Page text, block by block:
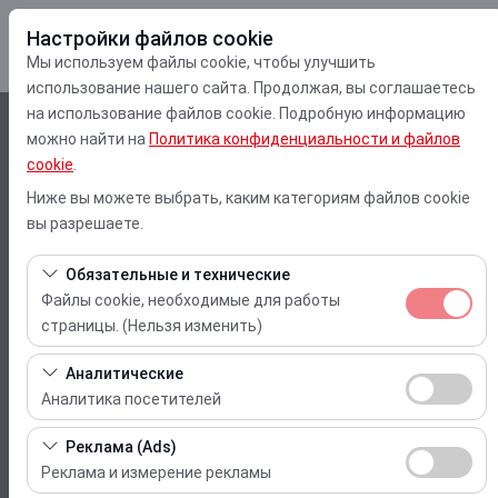
Настройки файлов cookie
Мы используем файлы cookie, чтобы улучшить
использование нашего сайта. Продолжая, вы соглашаетесь
на использование файлов cookie. Подробную информацию
можно найти на Политика конфиденциальности и файлов
cookie
Ниже вы можете выбрать, каким категориям файлов cookie
вы разрешаете.
Обязательные и технические
Файлы cookie, необходимые для работы
страницы. (Нельзя изменить)
Эти файлы cookie необходимы для корректной работы
сайта, безопасности, управления сеансами и базовых
функций. Их нельзя отключить.
Аналитические
Аналитика посетителей
Эти файлы cookie позволяют нам анализировать, как
используется наш сайт (количество посетителей,
самые посещаемые страницы, поведение
Реклама (Ads)
Реклама и измерение рекламы
Чувствительный элемент
Muğla Dalaman Aeroport
Дата и время пуска
Дата и время возврата